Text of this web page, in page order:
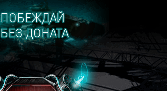
ПОБЕЖДАЙ
БЕЗ ДОНАТА